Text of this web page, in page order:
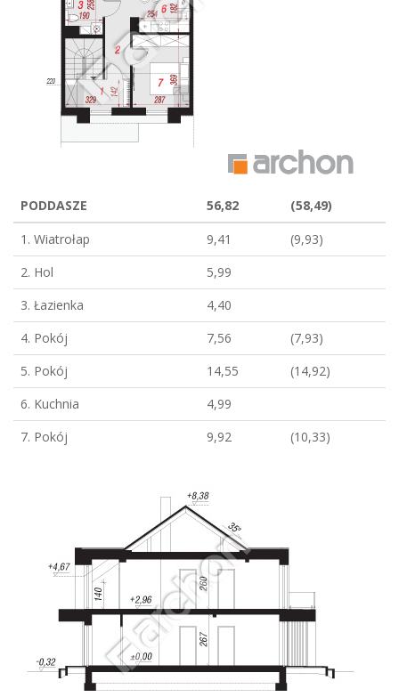
PODDASZE 56,82
(58,49)
1. Wiatrołap
9,41
(9,93)
2. Hol
5,99
3. Łazienka
4,40
4. Pokój
7,56
(7,93)
5. Pokój
14,55
(14,92)
6. Kuchnia
4,99
7. Pokój
9,92 (10,33)